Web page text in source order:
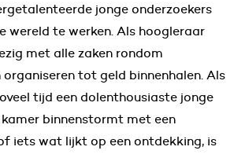
jonge onderzoekers
wereld te werken. Als hoogleraar
met alle zaken rondom
organiseren tot geld binnenhalen. Als
tijd een dolenthousiaste jonge
binnenstormt met een
iets wat lijkt op een ontdekking, is